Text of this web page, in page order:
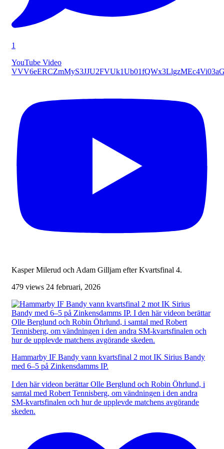
1
YouTube Video
Kasper Milerud och Adam Gilljam efter Kvartsfinal 4.
479 views 24 februari, 2026
Hammarby IF Bandy vann kvartsfinal 2 mot IK Sirius Bandy
med 6–5 på Zinkensdamms IP.
I den här videon berättar Olle Berglund och Robin Öhrlund, i
samtal med Robert Tennisberg, om vändningen i den andra
SM-kvartsfinalen och hur de upplevde matchens avgörande
skeden.